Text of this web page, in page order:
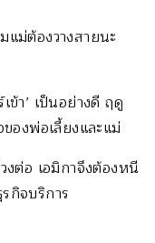
ม่ต้องวางสายนะ
ข้า’ เป็นอย่างดี ฤดู
องพ่อเลี้ยงและแม่
งต่อ เอมิกาจึงต้องหนี
กิจบริการ